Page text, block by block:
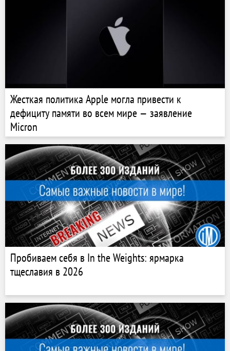
Жесткая политика Apple могла привести к
дефициту памяти во всем мире — заявление
Micron
Пробиваем себя в In the Weights: ярмарка
тщеславия в 2026